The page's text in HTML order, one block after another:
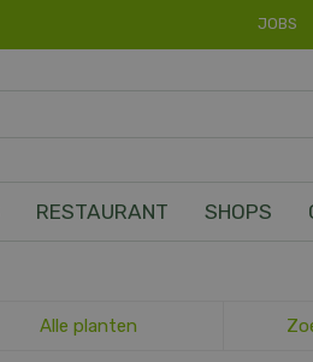
JOBS
RESTAURANT SHOPS
Alle planten